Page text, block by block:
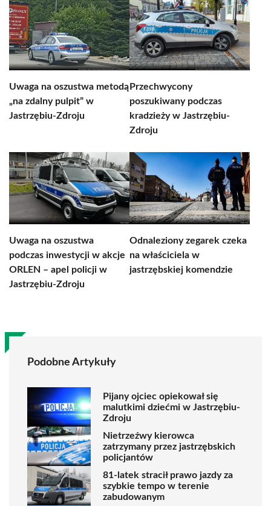
Uwaga na oszustwa metodą
„na zdalny pulpit” w
Jastrzębiu-Zdroju
Przechwycony
poszukiwany podczas
kradzieży w Jastrzębiu-
Zdroju
Uwaga na oszustwa
podczas inwestycji w akcje
ORLEN – apel policji w
Jastrzębiu-Zdroju
Odnaleziony zegarek czeka
na właściciela w
jastrzębskiej komendzie
Podobne Artykuły
Pijany ojciec opiekował się
malutkimi dziećmi w Jastrzębiu-
Zdroju
Nietrzeźwy kierowca
zatrzymany przez jastrzębskich
policjantów
81-latek stracił prawo jazdy za
szybkie tempo w terenie
zabudowanym